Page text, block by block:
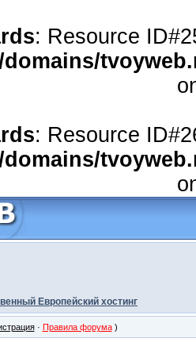
: Resource
: Resource
Европейский хостинг
· Правила форума)